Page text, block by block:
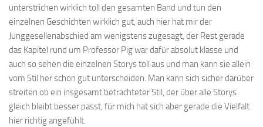
unterstrichen wirklich toll den gesamten Band und tun den
einzelnen Geschichten wirklich gut, auch hier hat mir der
Junggesellenabschied am wenigstens zugesagt, der Rest gerade
das Kapitel rund um Professor Pig war dafür absolut klasse und
auch so sehen die einzelnen Storys toll aus und man kann sie allein
vom Stil her schon gut unterscheiden. Man kann sich sicher darüber
streiten ob ein insgesamt betrachteter Stil, der über alle Storys
gleich bleibt besser passt, für mich hat sich aber gerade die Vielfalt
hier richtig angefühlt.